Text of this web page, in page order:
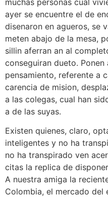
muchas personas cual
ayer se encuentre el de
disenaron en agueros, se
meten abajo de la mesa,
silli­n aferran an al
conseguiran dueto. Ponen
pensamiento, referente a
carencia de mision,
a las colegas, cual han
a de las suyas.
Existen quienes, claro,
inteligentes y no ha
no ha transpirado ven
citas la replica de
A nuestra amiga la
Colombia, el mercado del